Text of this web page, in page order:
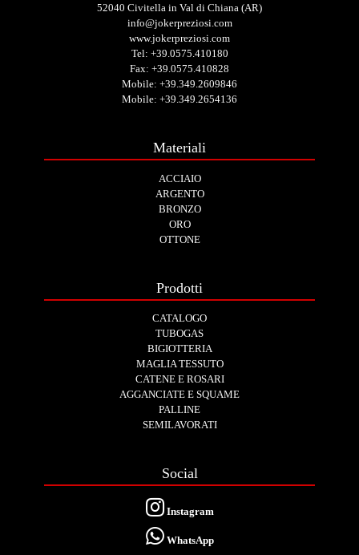
52040 Civitella in Val di Chiana (AR)
info@jokerpreziosi.com
www.jokerpreziosi.com
Tel: +39.0575.410180
Fax: +39.0575.410828
Mobile: +39.349.2609846
Mobile: +39.349.2654136
Materiali
ACCIAIO
ARGENTO
BRONZO
ORO
OTTONE
Prodotti
CATALOGO
TUBOGAS
BIGIOTTERIA
MAGLIA TESSUTO
CATENE E ROSARI
AGGANCIATE E SQUAME
PALLINE
SEMILAVORATI
Social
Instagram
WhatsApp